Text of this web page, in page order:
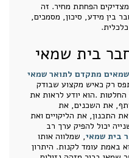
הפחתת מחיר. זה
בין מידע, סיכון, מסמכים,
בית שמאי
מתקדם לתואר שמאי
רק כאיש מקצוע שבודק
.הוא יודע לראות את
את השכנים, את
התכנון, את הליקויים ואת
יכול להפיק ערך רב
בית שמאי, שמלווה אותו
באמת עומד לקנות. היתרון